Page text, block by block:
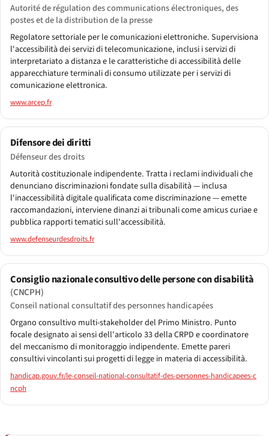
Autorité de régulation des communications électroniques, des
postes et de la distribution de la presse
Regolatore settoriale per le comunicazioni elettroniche. Supervisiona
l'accessibilità dei servizi di telecomunicazione, inclusi i servizi di
interpretariato a distanza e le caratteristiche di accessibilità delle
apparecchiature terminali di consumo utilizzate per i servizi di
comunicazione elettronica.
www.arcep.fr
Difensore dei diritti
Défenseur des droits
Autorità costituzionale indipendente. Tratta i reclami individuali che
denunciano discriminazioni fondate sulla disabilità — inclusa
l'inaccessibilità digitale qualificata come discriminazione — emette
raccomandazioni, interviene dinanzi ai tribunali come amicus curiae e
pubblica rapporti tematici sull'accessibilità.
www.defenseurdesdroits.fr
Consiglio nazionale consultivo delle persone con disabilità
(CNCPH)
Conseil national consultatif des personnes handicapées
Organo consultivo multi-stakeholder del Primo Ministro. Punto
focale designato ai sensi dell'articolo 33 della CRPD e coordinatore
del meccanismo di monitoraggio indipendente. Emette pareri
consultivi vincolanti sui progetti di legge in materia di accessibilità.
handicap.gouv.fr/le-conseil-national-consultatif-des-personnes-handicapees-c
ncph